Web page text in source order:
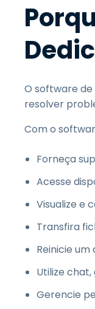
O software
resolver
Com o
Forneça
Acesse
Visualize e
Transfira
Reinicie
Utilize
Gerencie